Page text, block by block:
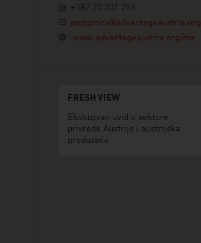
+382 20 201 251
podgorica@advantageaustria.org
www.advantageaustria.org/me
FRESH VIEW
Eksluzivan uvid u sektore
privrede Austrije i austrijska
preduzeća